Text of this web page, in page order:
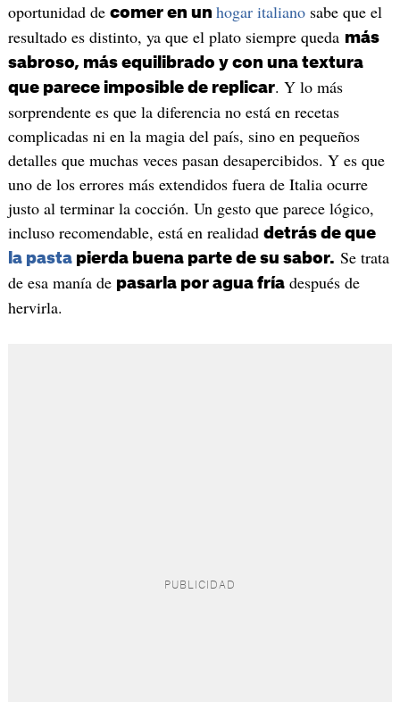
oportunidad de comer en un hogar italianosabe que el
resultado es distinto, ya que el plato siempre queda más
sabroso, más equilibrado y con una textura
que parece imposible de replicar. Y lo más
sorprendente es que la diferencia no está en recetas
complicadas ni en la magia del país, sino en pequeños
detalles que muchas veces pasan desapercibidos. Y es que
uno de los errores más extendidos fuera de Italia ocurre
justo al terminar la cocción. Un gesto que parece lógico,
incluso recomendable, está en realidad detrás de que
la pastapierda buena parte de su sabor. Se trata
de esa manía de pasarla por agua fríadespués de
hervirla.